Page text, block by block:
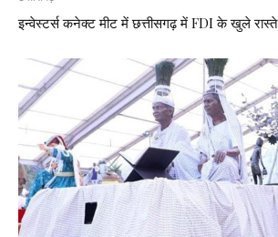
इन्वेस्टर्स कनेक्ट मीट में छत्तीसगढ़ में FDI के खुले रास्ते